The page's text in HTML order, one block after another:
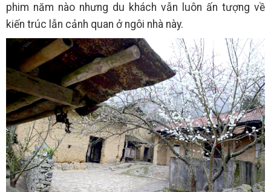
phim năm nào nhưng du khách vẫn luôn ấn tượng về
kiến trúc lẫn cảnh quan ở ngôi nhà này.